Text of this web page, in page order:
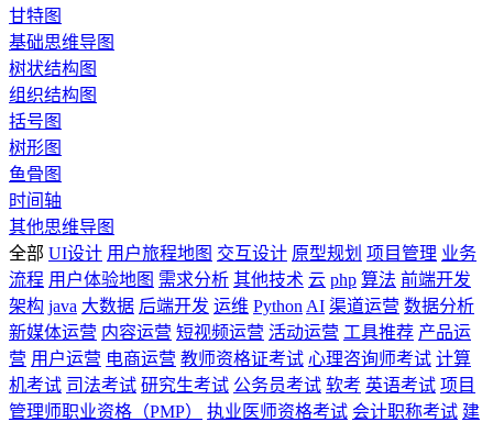
甘特图
基础思维导图
树状结构图
组织结构图
括号图
树形图
鱼骨图
时间轴
其他思维导图
全部 UI设计 用户旅程地图 交互设计 原型规划 项目管理 业务
流程 用户体验地图 需求分析 其他技术 云 php 算法 前端开发
架构 java 大数据 后端开发 运维 Python AI 渠道运营 数据分析
新媒体运营 内容运营 短视频运营 活动运营 工具推荐 产品运
营 用户运营 电商运营 教师资格证考试 心理咨询师考试 计算
机考试 司法考试 研究生考试 公务员考试 软考 英语考试 项目
管理师职业资格（PMP）
执业医师资格考试 会计职称考试 建